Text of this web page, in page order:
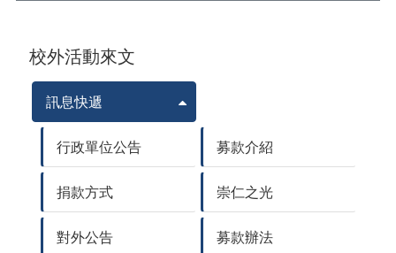
校外活動來文
訊息快遞
行政單位公告 募款介紹
捐款方式 崇仁之光
對外公告 募款辦法